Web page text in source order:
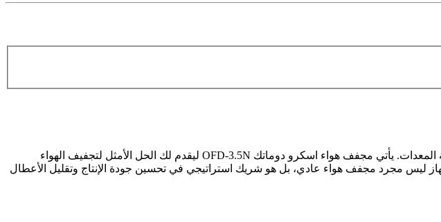
في عالم الصناعة الحديث، تعد جودة الهواء المضغوط عنصراً أساسياً لا غنى عنه لضمان كفاءة التشغيل وسلامة المعدات. يأتي مجفف هواء اسكرو دوماتك OFD-3.5N ليقدم لك الحل الأمثل لتجفيف الهواء
ليس مجرد مجفف هواء عادي، بل هو شريك استراتيجي في تحسين جودة الإنتاج وتقليل الأعطال